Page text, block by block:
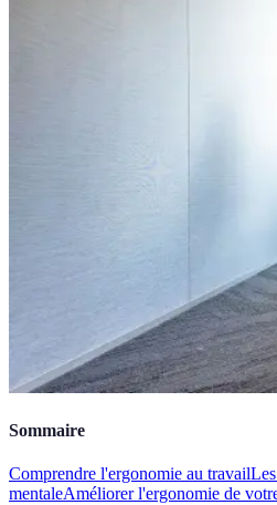
Sommaire
Comprendre l'ergonomie au travail
mentaleAméliorer l'ergonomie de